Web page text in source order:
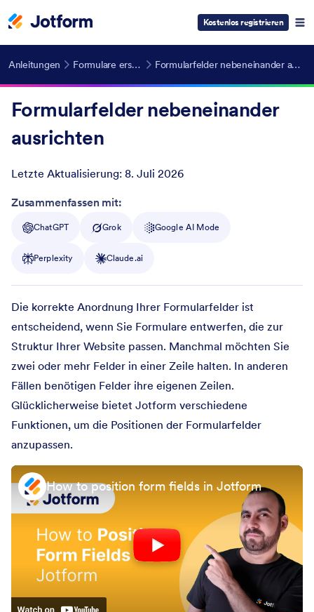
Kostenlos registrieren
Anleitungen Formulare erstellen Formularfelder nebeneinander ausrichten
Formularfelder nebeneinander
ausrichten
Letzte Aktualisierung: 8. Juli 2026
Post ID
Zusammenfassen mit:
ChatGPT Grok Google AI Mode
Perplexity Claude.ai
Die korrekte Anordnung Ihrer Formularfelder ist
entscheidend, wenn Sie Formulare entwerfen, die zur
Struktur Ihrer Website passen. Manchmal möchten Sie
zwei oder mehr Felder in einer Zeile halten. In anderen
Fällen benötigen Felder ihre eigenen Zeilen.
Glücklicherweise bietet Jotform verschiedene
Funktionen, um die Positionen der Formularfelder
anzupassen.
How to position form fields in Jotform